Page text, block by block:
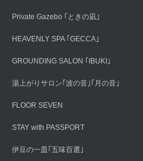
Private Gazebo ｢ときの凪｣
HEAVENLY SPA ｢GECCA｣
GROUNDING SALON ｢IBUKI｣
湯上がりサロン｢波の音｣｢月の音｣
FLOOR SEVEN
STAY with PASSPORT
伊豆の一皿｢五味百選｣